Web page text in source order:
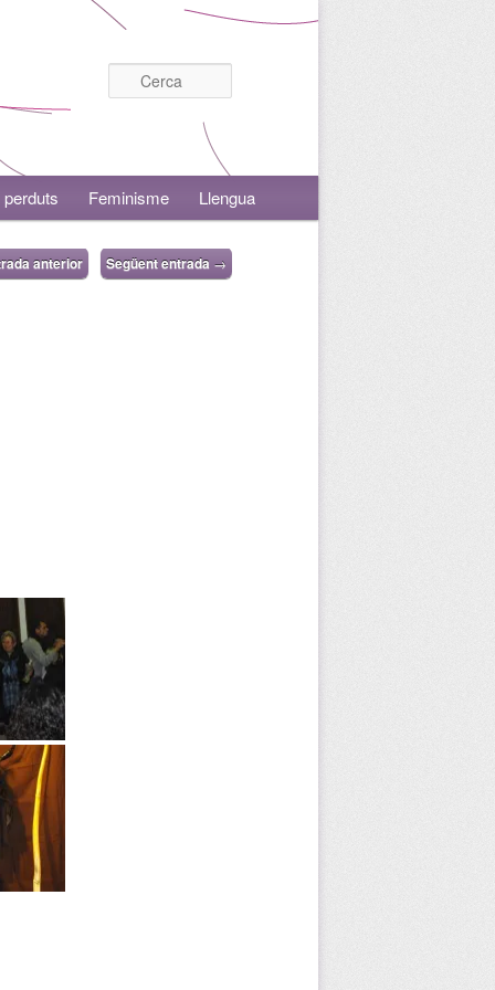
Feminisme Llengua
anterior Següent entrada →